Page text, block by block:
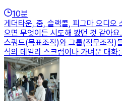
10분
게더타운, 줌, 슬랙콜, 피그마 오디오
으면 무엇이든 시도해 봤던 것 같아
스쿼드(목표조직)와 그룹(직무조직)
식의 데일리 스크럼이나 가벼운 대화